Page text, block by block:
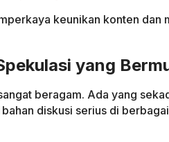
keunikan konten dan
yang
beragam. Ada yang
diskusi serius di